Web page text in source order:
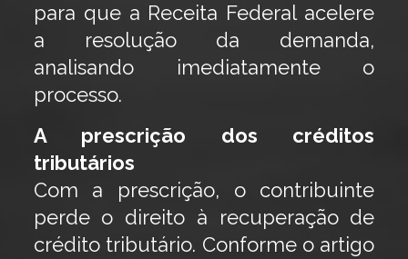
para que a Receita Federal acelere
a resolução da demanda,
analisando imediatamente o
processo.
A prescrição dos créditos
tributários
Com a prescrição, o contribuinte
perde o direito à recuperação de
crédito tributário. Conforme o artigo